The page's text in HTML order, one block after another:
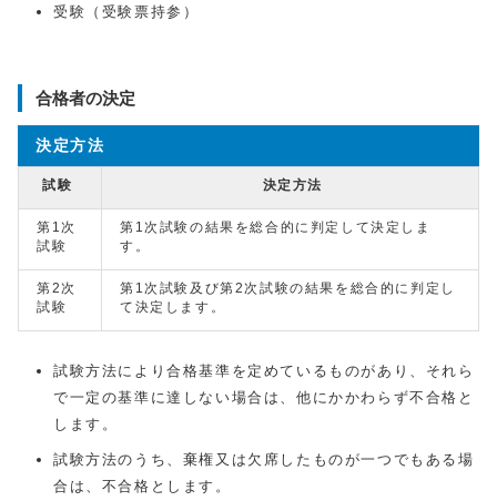
受験（受験票持参）
合格者の決定
決定方法
試験 決定方法
第1次
試験
第1次試験の結果を総合的に判定して決定しま
す。
第2次
試験
第1次試験及び第2次試験の結果を総合的に判定し
て決定します。
試験方法により合格基準を定めているものがあり、それら
で一定の基準に達しない場合は、他にかかわらず不合格と
します。
試験方法のうち、棄権又は欠席したものが一つでもある場
合は、不合格とします。